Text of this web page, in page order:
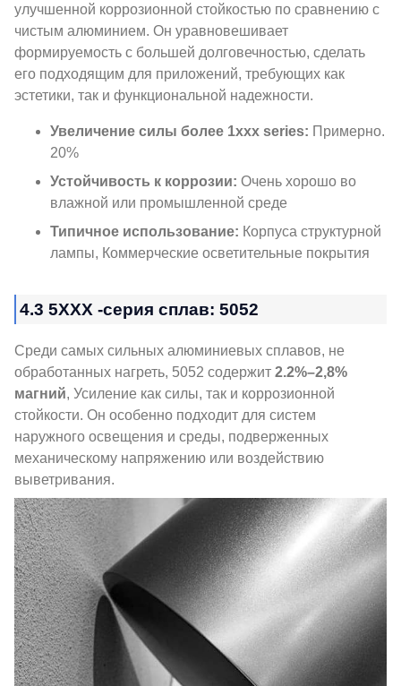
улучшенной коррозионной стойкостью по сравнению с
чистым алюминием. Он уравновешивает
формируемость с большей долговечностью, сделать
его подходящим для приложений, требующих как
эстетики, так и функциональной надежности.
Увеличение силы более 1xxx series: Примерно.
20%
Устойчивость к коррозии: Очень хорошо во
влажной или промышленной среде
Типичное использование: Корпуса структурной
лампы, Коммерческие осветительные покрытия
4.3 5XXX -серия сплав: 5052
Среди самых сильных алюминиевых сплавов, не
обработанных нагреть, 5052 содержит 2.2%–2,8%
магний, Усиление как силы, так и коррозионной
стойкости. Он особенно подходит для систем
наружного освещения и среды, подверженных
механическому напряжению или воздействию
выветривания.